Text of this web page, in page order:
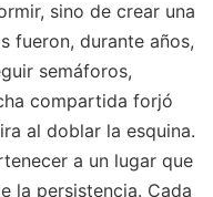
sino de crear una
fueron, durante años,
semáforos,
compartida forjó
al doblar la esquina.
a un lugar que
la persistencia. Cada